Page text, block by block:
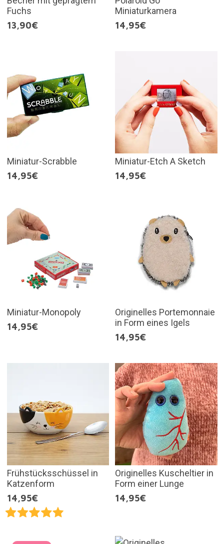
Fuchs
13,90€
Miniaturkamera
14,95€
Miniatur-Scrabble
14,95€
Miniatur-Etch A Sketch
14,95€
Miniatur-Monopoly
14,95€
Originelles Portemonnaie
in Form eines Igels
14,95€
Frühstücksschüssel in
Katzenform
14,95€
Originelles Kuscheltier in
Form einer Lunge
14,95€